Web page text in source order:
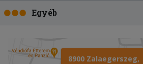
Egyéb
8900 Zalaegerszeg,